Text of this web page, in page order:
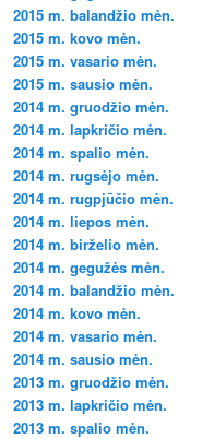
2015 m. balandžio mėn.
2015 m. kovo mėn.
2015 m. vasario mėn.
2015 m. sausio mėn.
2014 m. gruodžio mėn.
2014 m. lapkričio mėn.
2014 m. spalio mėn.
2014 m. rugsėjo mėn.
2014 m. rugpjūčio mėn.
2014 m. liepos mėn.
2014 m. birželio mėn.
2014 m. gegužės mėn.
2014 m. balandžio mėn.
2014 m. kovo mėn.
2014 m. vasario mėn.
2014 m. sausio mėn.
2013 m. gruodžio mėn.
2013 m. lapkričio mėn.
2013 m. spalio mėn.